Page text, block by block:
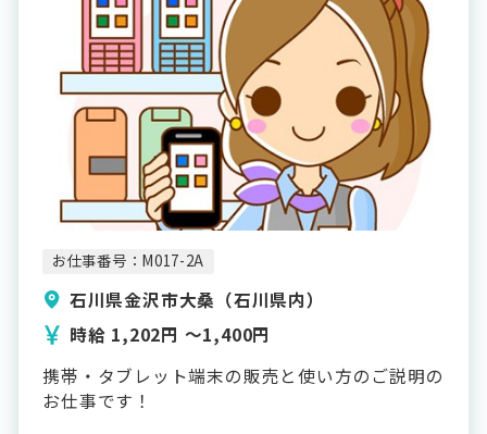
お仕事番号：M017-2A
石川県金沢市大桑（石川県内）
時給 1,202円 〜1,400円
携帯・タブレット端末の販売と使い方のご説明の
お仕事です！